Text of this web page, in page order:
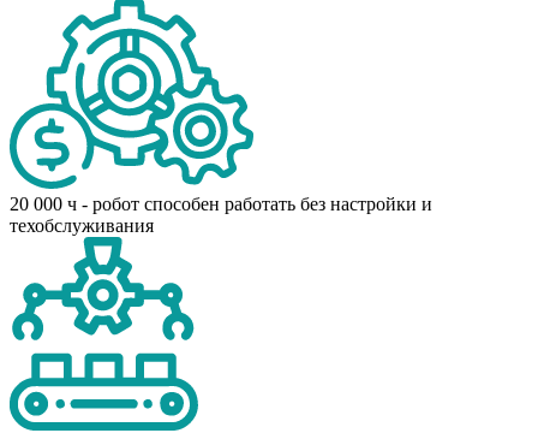
20 000 ч - робот способен работать без настройки и
техобслуживания